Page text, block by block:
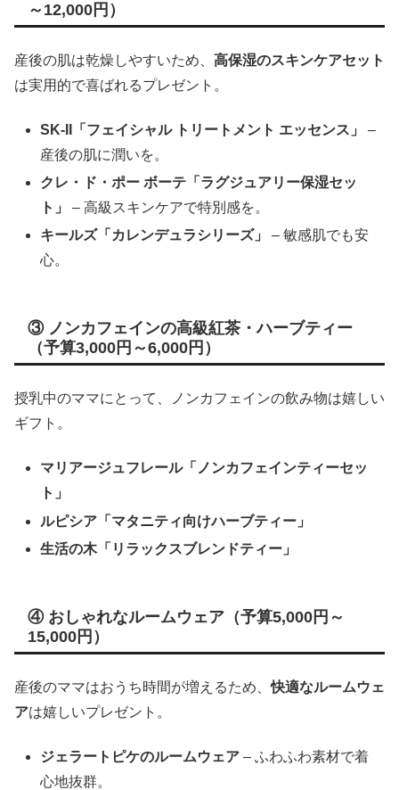
～12,000円）
産後の肌は乾燥しやすいため、 高保湿のスキンケアセット
は実用的で喜ばれるプレゼント。
SK-II「フェイシャル トリートメント エッセンス」
–
産後の肌に潤いを。
クレ・ド・ポー ボーテ「ラグジュアリー保湿セッ
ト」
– 高級スキンケアで特別感を。
キールズ「カレンデュラシリーズ」
– 敏感肌でも安
心。
③ ノンカフェインの高級紅茶・ハーブティー
（予算3,000円～6,000円）
授乳中のママにとって、ノンカフェインの飲み物は嬉しい
ギフト。
マリアージュフレール「ノンカフェインティーセッ
ト」
ルピシア「マタニティ向けハーブティー」
生活の木「リラックスブレンドティー」
④ おしゃれなルームウェア（予算5,000円～
15,000円）
産後のママはおうち時間が増えるため、快適なルームウェ
アは嬉しいプレゼント。
ジェラートピケのルームウェア – ふわふわ素材で着
心地抜群。